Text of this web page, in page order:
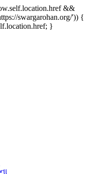
&&
swargarohan.org/')) {
}